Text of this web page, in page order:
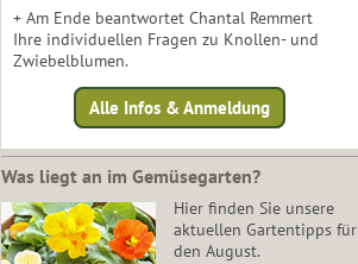
+ Am Ende beantwortet Chantal Remmert
Ihre individuellen Fragen zu Knollen- und
Zwiebelblumen.
Alle Infos & Anmeldung
Was liegt an im Gemüsegarten?
Hier finden Sie unsere
aktuellen Gartentipps für
den August.